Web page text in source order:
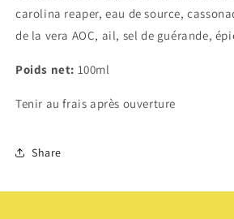
carolina reaper, eau de source,
de la vera AOC, ail, sel de guérande,
Poids net: 100ml
Tenir au frais après ouverture
Share